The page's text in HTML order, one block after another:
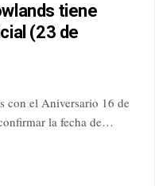
tiene
(23 de
con el Aniversario 16 de
la fecha de…